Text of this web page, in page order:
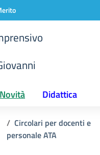
Novità Didattica
Circolari per docenti e
personale ATA